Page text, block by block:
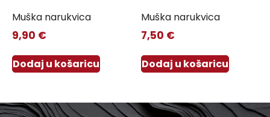
Muška narukvica
9,90 €
Dodaj u košaricu
Muška narukvica
7,50 €
Dodaj u košaricu